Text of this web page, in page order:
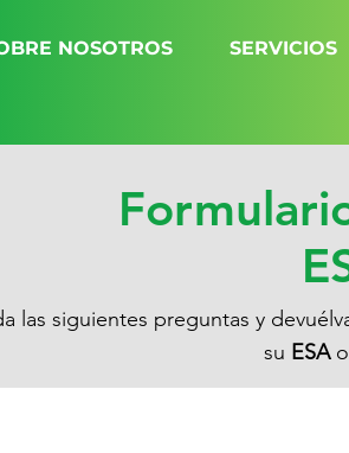
NOSOTROS SERVICIOS
las siguientes preguntas y
su ESA o